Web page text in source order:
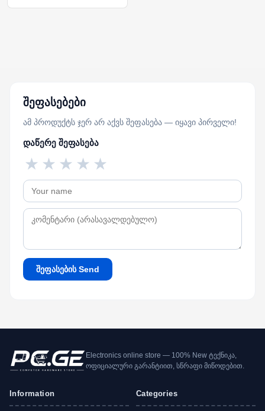
შეფასებები
ამ პროდუქტს ჯერ არ აქვს შეფასება — იყავი პირველი!
დაწერე შეფასება
★
★
★
★
★
შეფასების Send
Electronics online store — 100% New ტექნიკა,
ოფიციალური გარანტიით, სწრაფი მიწოდებით.
Information Categories